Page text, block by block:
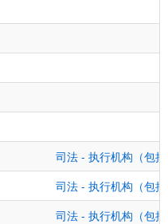
司法 - 执行机构（包
司法 - 执行机构（包
司法 - 执行机构（包